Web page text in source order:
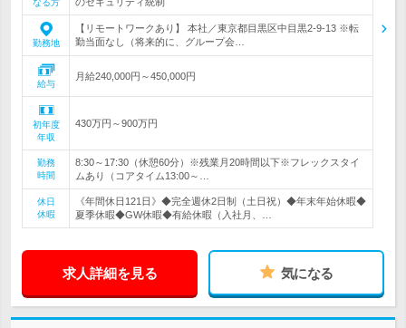
なる方
勤務地
【リモートワークあり】 本社／東京都目黒区中目黒2-9-13 ※転
勤当面なし（将来的に、グループ会…
給与
月給240,000円～450,000円
初年度
年収
430万円～900万円
勤務
時間
8:30～17:30（休憩60分）※残業月20時間以下※フレックスタイ
ムあり（コアタイム13:00～…
休日
休暇
《年間休日121日》◆完全週休2日制（土日祝）◆年末年始休暇◆
夏季休暇◆GW休暇◆有給休暇（入社月、…
求人詳細を見る 気になる